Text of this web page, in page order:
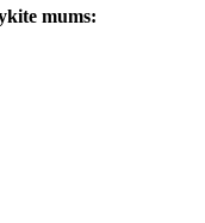
mums: